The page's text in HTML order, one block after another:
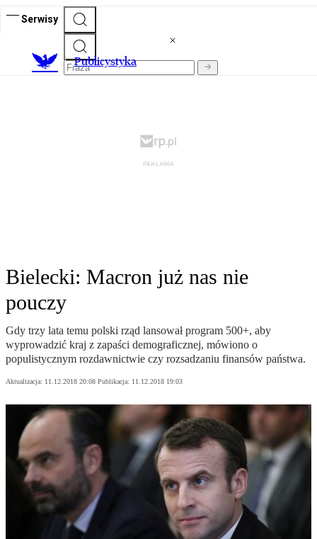
Serwisy
Publicystyka
Bielecki: Macron już nas nie
pouczy
Gdy trzy lata temu polski rząd lansował program 500+, aby
wyprowadzić kraj z zapaści demograficznej, mówiono o
populistycznym rozdawnictwie czy rozsadzaniu finansów państwa.
Aktualizacja: 11.12.2018 20:08 Publikacja: 11.12.2018 19:03